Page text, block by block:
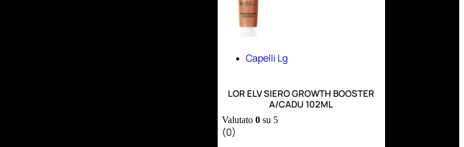
Capelli Lg
LOR ELV SIERO GROWTH BOOSTER
A/CADU 102ML
Valutato 0su 5
(0)